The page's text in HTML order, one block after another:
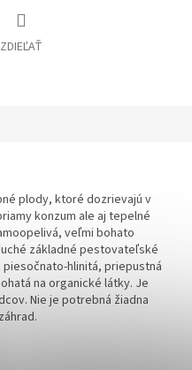
ZDIEĽAŤ
plody, ktoré dozrievajú v
konzum ale aj tepelné
veľmi bohato
základné pestovateľské
piesočnato-hlinitá, priepustná
na organické látky. Je
Nie je potrebná žiadna